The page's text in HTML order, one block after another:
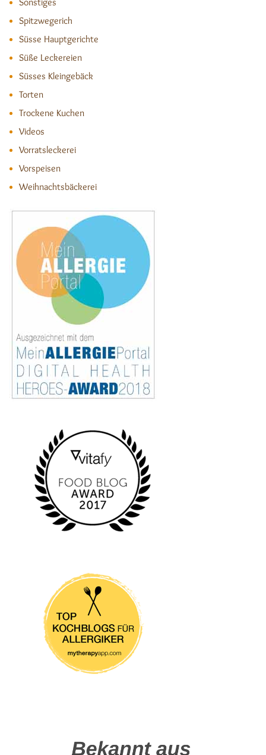
Spitzwegerich
Süsse Hauptgerichte
Süße Leckereien
Süsses Kleingebäck
Torten
Trockene Kuchen
Videos
Vorratsleckerei
Vorspeisen
Weihnachtsbäckerei